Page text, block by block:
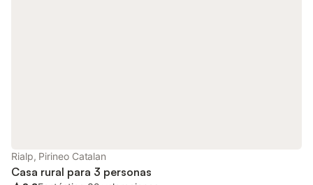
Rialp, Pirineo Catalan
Casa rural para 3 personas